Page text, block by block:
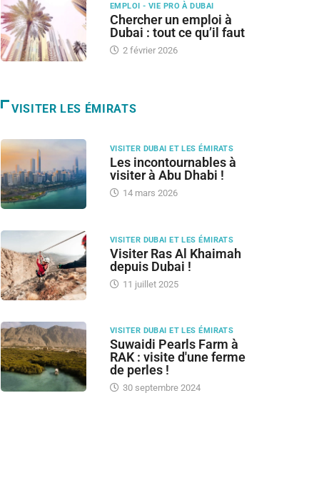
EMPLOI - VIE PRO À DUBAI
Chercher un emploi à
Dubai : tout ce qu’il faut
2 février 2026
VISITER LES ÉMIRATS
VISITER DUBAI ET LES ÉMIRATS
Les incontournables à
visiter à Abu Dhabi !
14 mars 2026
VISITER DUBAI ET LES ÉMIRATS
Visiter Ras Al Khaimah
depuis Dubai !
11 juillet 2025
VISITER DUBAI ET LES ÉMIRATS
Suwaidi Pearls Farm à
RAK : visite d'une ferme
de perles !
30 septembre 2024